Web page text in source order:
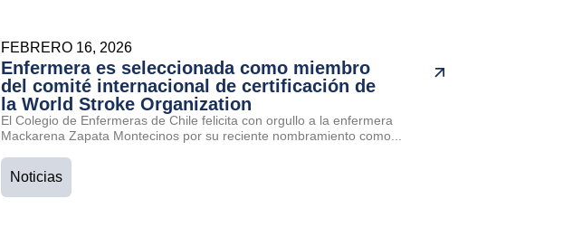
FEBRERO 16, 2026
Enfermera es seleccionada como miembro
del comité internacional de certificación de
la World Stroke Organization
El Colegio de Enfermeras de Chile felicita con orgullo a la enfermera
Mackarena Zapata Montecinos por su reciente nombramiento como...
Noticias